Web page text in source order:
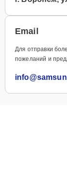
Email
Для отправки
пожеланий и